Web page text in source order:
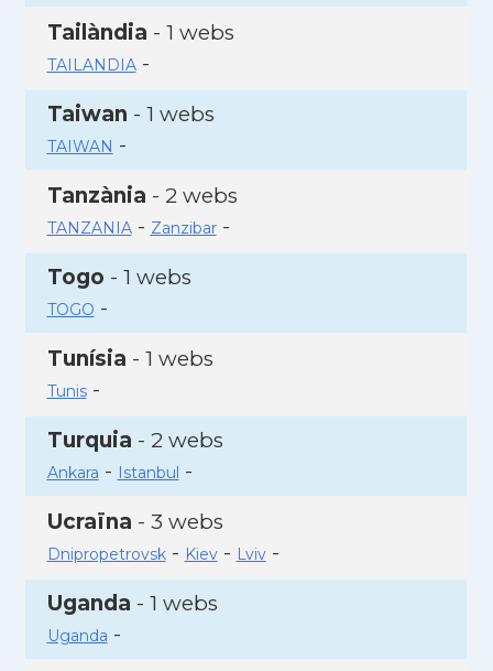
Tailàndia - 1 webs
TAILANDIA-
Taiwan - 1 webs
TAIWAN -
Tanzània - 2 webs
TANZANIA- Zanzibar-
Togo - 1 webs
TOGO -
Tunísia - 1 webs
Tunis-
Turquia - 2 webs
Ankara - Istanbul -
Ucraïna - 3 webs
Dnipropetrovsk- Kiev- Lviv-
Uganda - 1 webs
Uganda -